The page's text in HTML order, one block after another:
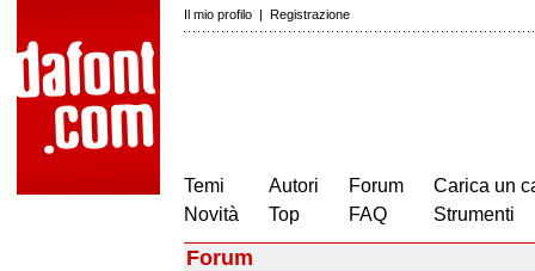
Il mio profilo | Registrazione
Temi
Novità
Autori
Top
Forum
FAQ
Carica un
Strumenti
Forum